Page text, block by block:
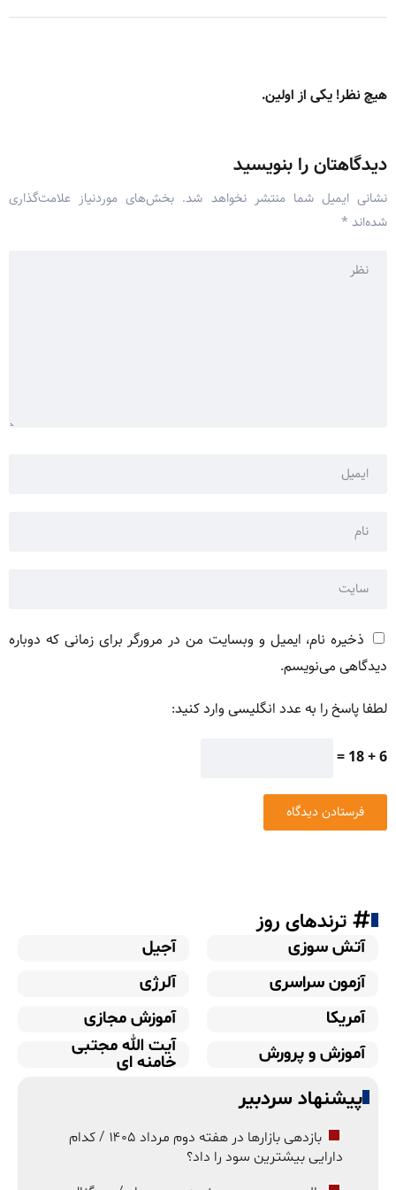
هیچ نظر! یکی از اولین.
دیدگاهتان را بنویسید
نشانی ایمیل شما منتشر نخواهد شد. بخش‌های موردنیاز علامت‌گذاری
شده‌اند *
ذخیره نام، ایمیل و وبسایت من در مرورگر برای زمانی که دوباره
دیدگاهی می‌نویسم.
لطفا پاسخ را به عدد انگلیسی وارد کنید:
6 + 18 =
ترندهای روز
آتش سوزی
آجیل
آزمون سراسری
آلرژی
آمریکا
آموزش مجازی
آموزش و پرورش
آیت الله مجتبی
خامنه ای
پیشنهاد سردبیر
بازدهی بازارها در هفته دوم مرداد ۱۴۰۵ / کدام
دارایی بیشترین سود را داد؟